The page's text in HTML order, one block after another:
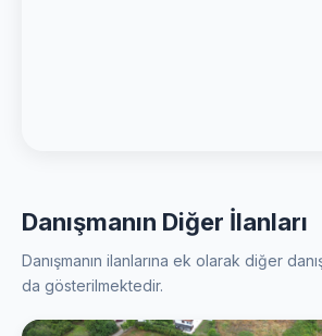
Danışmanın Diğer İlanları
Danışmanın ilanlarına ek olarak diğer
da gösterilmektedir.